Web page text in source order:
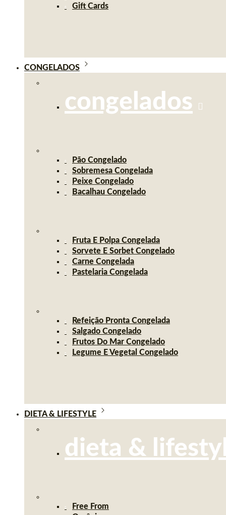
Gift Cards
CONGELADOS
congelados
Pão Congelado
Sobremesa Congelada
Peixe Congelado
Bacalhau Congelado
Fruta E Polpa Congelada
Sorvete E Sorbet Congelado
Carne Congelada
Pastelaria Congelada
Refeição Pronta Congelada
Salgado Congelado
Frutos Do Mar Congelado
Legume E Vegetal Congelado
DIETA & LIFESTYLE
dieta &
Free From